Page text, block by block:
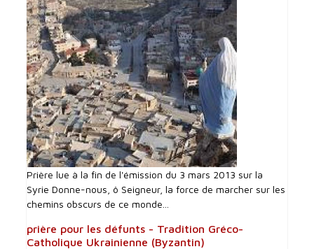
Prière lue à la fin de l'émission du 3 mars 2013 sur la
Syrie Donne-nous, ô Seigneur, la force de marcher sur les
chemins obscurs de ce monde...
prière pour les défunts - Tradition Gréco-
Catholique Ukrainienne (Byzantin)